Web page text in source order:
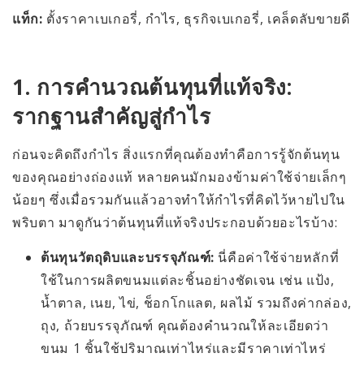
แท็ก: ตั้งราคาเบเกอรี่, กำไร, ธุรกิจเบเกอรี่, เคล็ดลับขายดี
1. การคำนวณต้นทุนที่แท้จริง:
รากฐานสำคัญสู่กำไร
ก่อนจะคิดถึงกำไร สิ่งแรกที่คุณต้องทำคือการรู้จักต้นทุน
ของคุณอย่างถ่องแท้ หลายคนมักมองข้ามค่าใช้จ่ายเล็กๆ
น้อยๆ ซึ่งเมื่อรวมกันแล้วอาจทำให้กำไรที่คิดไว้หายไปใน
พริบตา มาดูกันว่าต้นทุนที่แท้จริงประกอบด้วยอะไรบ้าง:
ต้นทุนวัตถุดิบและบรรจุภัณฑ์: นี่คือค่าใช้จ่ายหลักที่
ใช้ในการผลิตขนมแต่ละชิ้นอย่างชัดเจน เช่น แป้ง,
น้ำตาล, เนย, ไข่, ช็อกโกแลต, ผลไม้ รวมถึงค่ากล่อง,
ถุง, ถ้วยบรรจุภัณฑ์ คุณต้องคำนวณให้ละเอียดว่า
ขนม 1 ชิ้นใช้ปริมาณเท่าไหร่และมีราคาเท่าไหร่